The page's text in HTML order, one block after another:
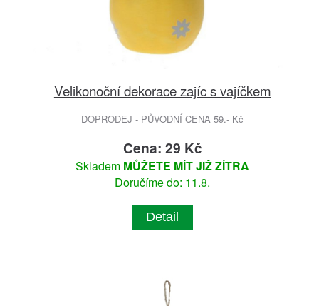
Velikonoční dekorace zajíc s vajíčkem
DOPRODEJ - PŮVODNÍ CENA 59.- Kč
Cena: 29 Kč
Skladem MŮŽETE MÍT JIŽ ZÍTRA
Doručíme do: 11.8.
Detail